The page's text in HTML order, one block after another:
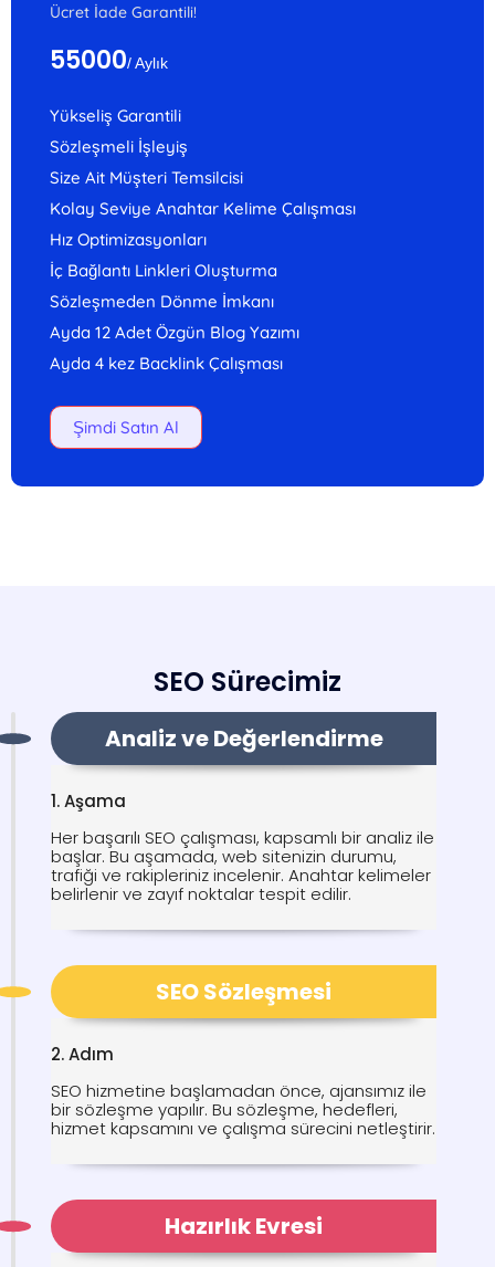
Ücret İade Garantili!
55000/ Aylık
Yükseliş Garantili
Sözleşmeli İşleyiş
Size Ait Müşteri Temsilcisi
Kolay Seviye Anahtar Kelime Çalışması
Hız Optimizasyonları
İç Bağlantı Linkleri Oluşturma
Sözleşmeden Dönme İmkanı
Ayda 12 Adet Özgün Blog Yazımı
Ayda 4 kez Backlink Çalışması
Şimdi Satın Al
SEO Sürecimiz
Analiz ve Değerlendirme
1. Aşama
Her başarılı SEO çalışması, kapsamlı bir analiz ile
başlar. Bu aşamada, web sitenizin durumu,
trafiği ve rakipleriniz incelenir. Anahtar kelimeler
belirlenir ve zayıf noktalar tespit edilir.
SEO Sözleşmesi
2. Adım
SEO hizmetine başlamadan önce, ajansımız ile
bir sözleşme yapılır. Bu sözleşme, hedefleri,
hizmet kapsamını ve çalışma sürecini netleştirir.
Hazırlık Evresi